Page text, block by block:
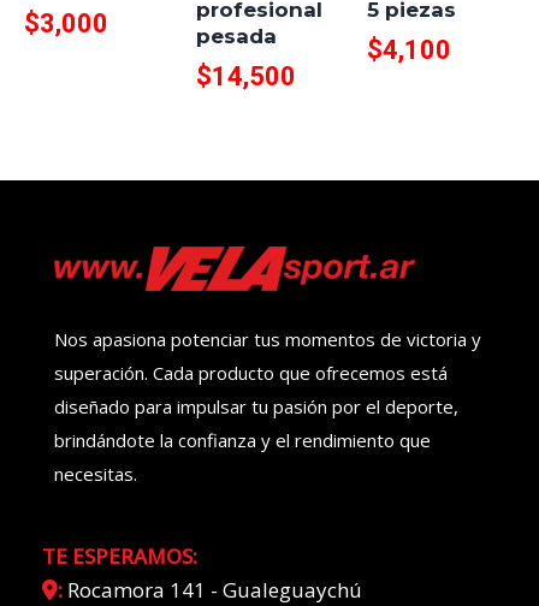
$3,000
profesional
pesada
$14,500
5 piezas
$4,100
Nos apasiona potenciar tus momentos de victoria y
superación. Cada producto que ofrecemos está
diseñado para impulsar tu pasión por el deporte,
brindándote la confianza y el rendimiento que
necesitas.
TE ESPERAMOS:
: Rocamora 141 - Gualeguaychú